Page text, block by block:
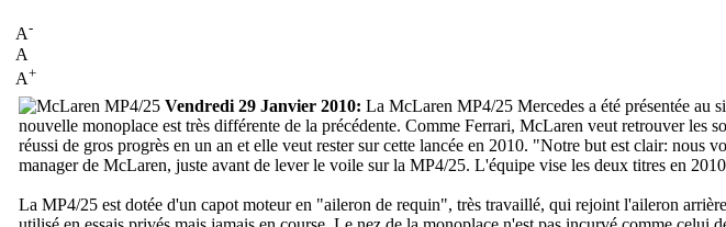
A-
A
A+
Vendredi 29 Janvier 2010: La McLaren MP4/25 Mercedes a été présentée au
nouvelle monoplace est très différente de la précédente. Comme Ferrari, McLaren veut retrouver les
réussi de gros progrès en un an et elle veut rester sur cette lancée en 2010. "Notre but est clair: nous
manager de McLaren, juste avant de lever le voile sur la MP4/25. L'équipe vise les deux titres en
La MP4/25 est dotée d'un capot moteur en "aileron de requin", très travaillé, qui rejoint l'aileron